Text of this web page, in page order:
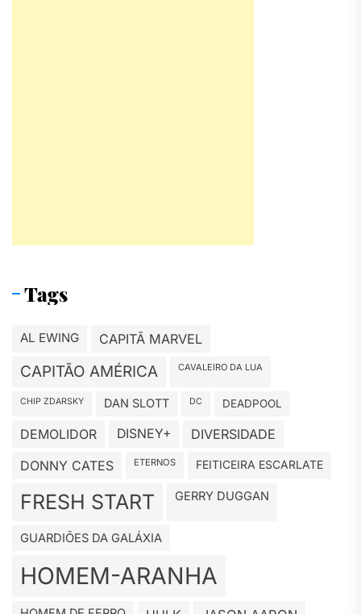
Tags
AL EWING CAPITÃ MARVEL
CAPITÃO AMÉRICA CAVALEIRO DA LUA
CHIP ZDARSKY DAN SLOTT DC DEADPOOL
DEMOLIDOR DISNEY+
DIVERSIDADE
DONNY CATES
ETERNOS FEITICEIRA ESCARLATE
FRESH START GERRY DUGGAN
GUARDIÕES DA GALÁXIA
HOMEM-ARANHA